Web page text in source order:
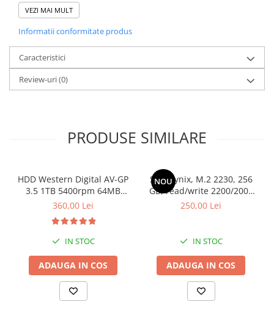
Hard Disk-uri & SSD-uri externe
Tastaturi
Mouse
UPS-uri
Accesorii UPS-uri
Statii GRAFICE Refurbished
Accesorii Printing
Cartuse cerneala
Imprimante de format mare
Imprimante Foto
Imprimante Inkjet
Imprimante laser
Garantie 12 luni
VEZI MAI MULT
Informatii conformitate produs
Caracteristici
Review-uri(0)
PRODUSE SIMILARE
HDD Western Digital AV-GP
3.5 1TB 5400rpm 64MB
SATA3 (WD10EURX)
360,00 Lei
IN STOC
ADAUGA IN COS
NOU
SSD Hynix, M.2 2230, 256
GB, read/write 2200/2000
MB/s, bulk
250,00 Lei
IN STOC
ADAUGA IN COS